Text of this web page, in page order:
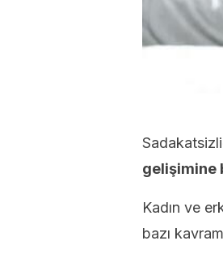
gelişimine
Kadın ve
bazı